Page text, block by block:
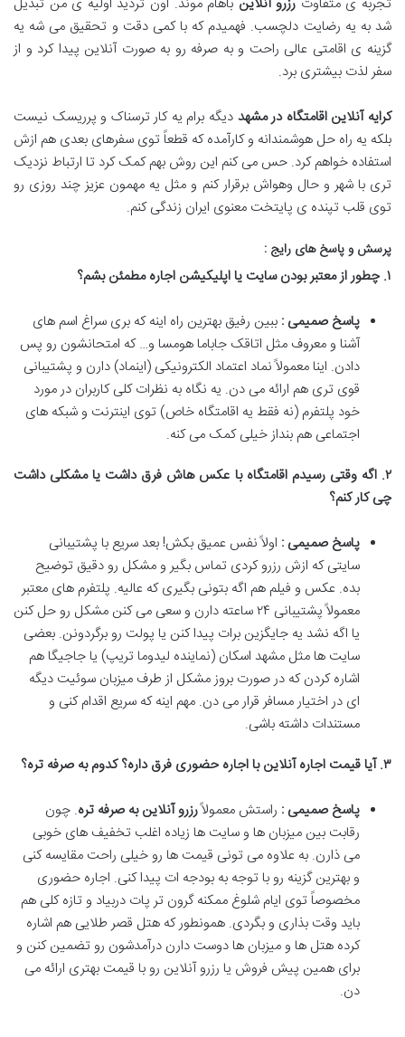
شد به یه رضایت دلچسب. فهمیدم که با کمی دقت و تحقیق می شه یه
گزینه ی اقامتی عالی راحت و به صرفه رو به صورت آنلاین پیدا کرد و از
سفر لذت بیشتری برد.
کرایه آنلاین اقامتگاه در مشهد دیگه برام یه کار ترسناک و پرریسک نیست
بلکه یه راه حل هوشمندانه و کارآمده که قطعاً توی سفرهای بعدی هم ازش
استفاده خواهم کرد. حس می کنم این روش بهم کمک کرد تا ارتباط نزدیک
تری با شهر و حال وهواش برقرار کنم و مثل یه مهمون عزیز چند روزی رو
توی قلب تپنده ی پایتخت معنوی ایران زندگی کنم.
پرسش و پاسخ های رایج :
۱.چطور از معتبر بودن سایت یا اپلیکیشن اجاره مطمئن بشم؟
پاسخ صمیمی : ببین رفیق بهترین راه اینه که بری سراغ اسم های
آشنا و معروف مثل اتاقک جاباما هومسا و… که امتحانشون رو پس
دادن. اینا معمولاً نماد اعتماد الکترونیکی (اینماد) دارن و پشتیبانی
قوی تری هم ارائه می دن. یه نگاه به نظرات کلی کاربران در مورد
خود پلتفرم (نه فقط یه اقامتگاه خاص) توی اینترنت و شبکه های
اجتماعی هم بنداز خیلی کمک می کنه.
۲.اگه وقتی رسیدم اقامتگاه با عکس هاش فرق داشت یا مشکلی داشت
چی کار کنم؟
پاسخ صمیمی : اولاً نفس عمیق بکش! بعد سریع با پشتیبانی
سایتی که ازش رزرو کردی تماس بگیر و مشکل رو دقیق توضیح
بده. عکس و فیلم هم اگه بتونی بگیری که عالیه. پلتفرم های معتبر
معمولاً پشتیبانی ۲۴ساعته دارن و سعی می کنن مشکل رو حل کنن
یا اگه نشد یه جایگزین برات پیدا کنن یا پولت رو برگردونن. بعضی
سایت ها مثل مشهد اسکان (نماینده لیدوما تریپ) یا جاجیگا هم
اشاره کردن که در صورت بروز مشکل از طرف میزبان سوئیت دیگه
ای در اختیار مسافر قرار می دن. مهم اینه که سریع اقدام کنی و
مستندات داشته باشی.
۳.آیا قیمت اجاره آنلاین با اجاره حضوری فرق داره؟ کدوم به صرفه تره؟
پاسخ صمیمی : راستش معمولاًرزرو آنلاین به صرفه تره. چون
رقابت بین میزبان ها و سایت ها زیاده اغلب تخفیف های خوبی
می ذارن. به علاوه می تونی قیمت ها رو خیلی راحت مقایسه کنی
و بهترین گزینه رو با توجه به بودجه ات پیدا کنی. اجاره حضوری
مخصوصاً توی ایام شلوغ ممکنه گرون تر پات دربیاد و تازه کلی هم
باید وقت بذاری و بگردی. همونطور که هتل قصر طلایی هم اشاره
کرده هتل ها و میزبان ها دوست دارن درآمدشون رو تضمین کنن و
برای همین پیش فروش یا رزرو آنلاین رو با قیمت بهتری ارائه می
دن.